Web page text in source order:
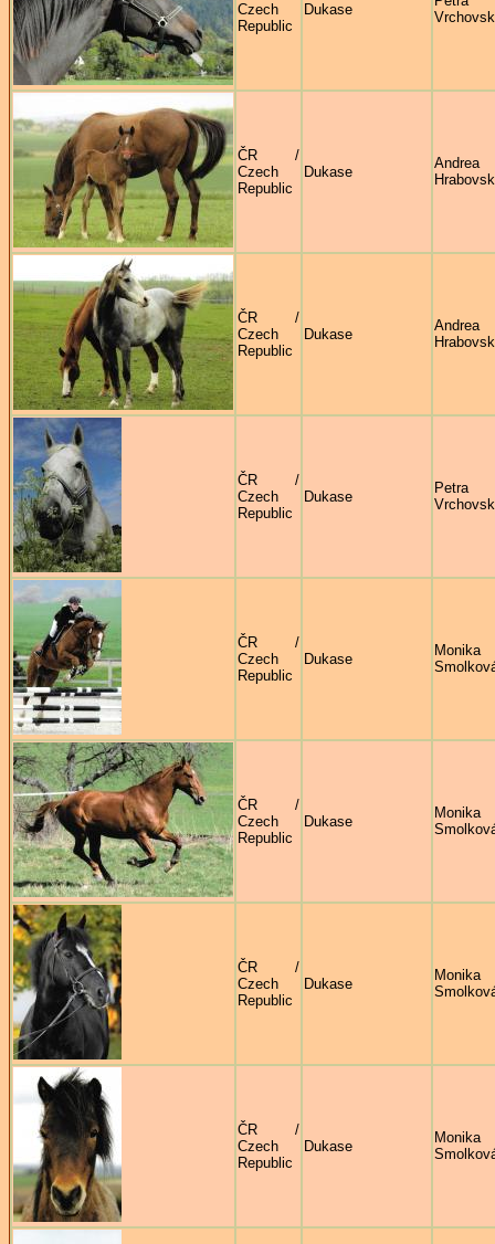
Czech
Republic
Dukase
ČR /
Czech
Republic
Dukase
Andrea
ČR /
Czech
Republic
Dukase
Andrea
ČR /
Czech
Republic
Dukase
Petra
ČR /
Czech
Republic
Dukase
Monika
ČR /
Czech
Republic
Dukase
Monika
ČR /
Czech
Republic
Dukase
Monika
ČR /
Czech
Republic
Dukase
Monika